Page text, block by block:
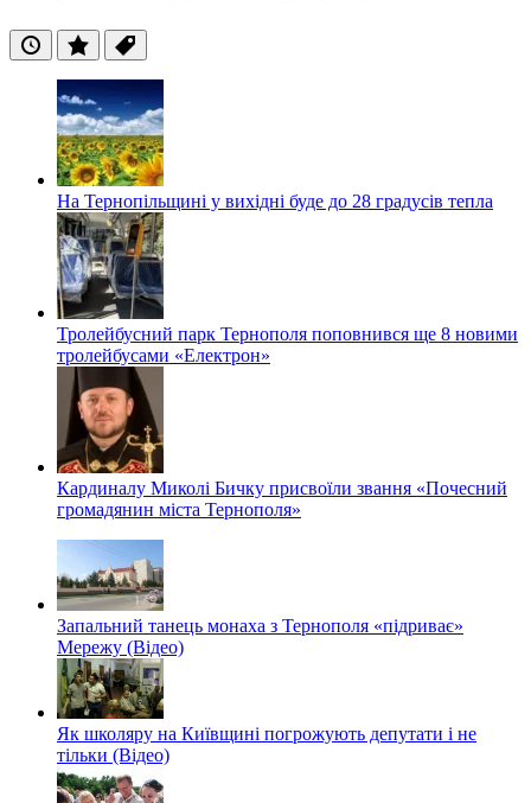
ОстанніПопулярні
Теги
На Тернопільщині у вихідні буде до 28 градусів тепла
Тролейбусний парк Тернополя поповнився ще 8 новими
тролейбусами «Електрон»
Кардиналу Миколі Бичку присвоїли звання «Почесний
громадянин міста Тернополя»
Запальний танець монаха з Тернополя «підриває»
Мережу (Відео)
Як школяру на Київщині погрожують депутати і не
тільки (Відео)